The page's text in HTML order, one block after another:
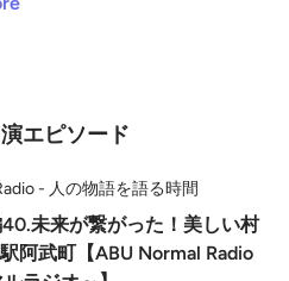
出身。鶴居村の「Heart’n Tree」シ
、「The Royal Express」最年少シ
出身。長野県原村の建築士。
エピソード
- 人の物語を語る時間
未来が繋がった！美しい村
阿武町【ABU Normal Radio